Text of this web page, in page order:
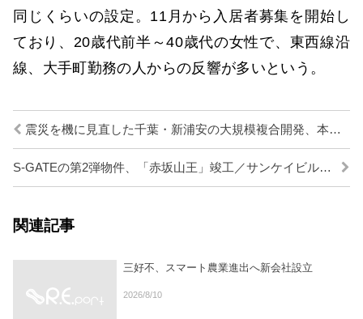
同じくらいの設定。11月から入居者募集を開始し
ており、20歳代前半～40歳代の女性で、東西線沿
線、大手町勤務の人からの反響が多いという。
震災を機に見直した千葉・新浦安の大規模複合開発、本格始動／スターツグループ
S-GATEの第2弾物件、「赤坂山王」竣工／サンケイビル、オリックス
関連記事
三好不、スマート農業進出へ新会社設立
2026/8/10